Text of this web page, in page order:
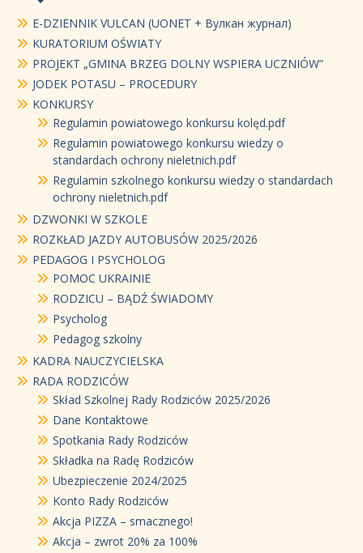
E-DZIENNIK VULCAN (UONET + Вулкан журнал)
KURATORIUM OŚWIATY
PROJEKT „GMINA BRZEG DOLNY WSPIERA UCZNIÓW”
JODEK POTASU – PROCEDURY
KONKURSY
Regulamin powiatowego konkursu kolęd.pdf
Regulamin powiatowego konkursu wiedzy o
standardach ochrony nieletnich.pdf
Regulamin szkolnego konkursu wiedzy o standardach
ochrony nieletnich.pdf
DZWONKI W SZKOLE
ROZKŁAD JAZDY AUTOBUSÓW 2025/2026
PEDAGOG I PSYCHOLOG
POMOC UKRAINIE
RODZICU – BĄDŹ ŚWIADOMY
Psycholog
Pedagog szkolny
KADRA NAUCZYCIELSKA
RADA RODZICÓW
Skład Szkolnej Rady Rodziców 2025/2026
Dane Kontaktowe
Spotkania Rady Rodziców
Składka na Radę Rodziców
Ubezpieczenie 2024/2025
Konto Rady Rodziców
Akcja PIZZA – smacznego!
Akcja – zwrot 20% za 100%